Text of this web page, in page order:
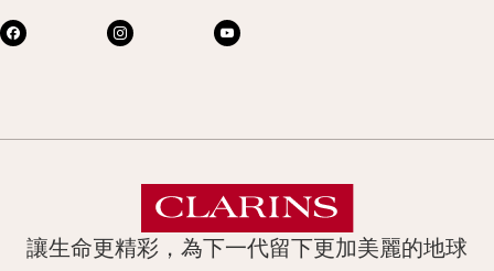
讓生命更精彩，為下一代留下更加美麗的地球